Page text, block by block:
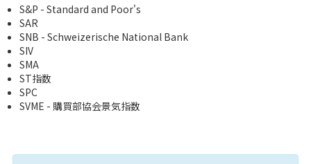
S&P - Standard and Poor's
SAR
SNB - Schweizerische National Bank
SIV
SMA
ST指数
SPC
SVME - 購買部協会景気指数